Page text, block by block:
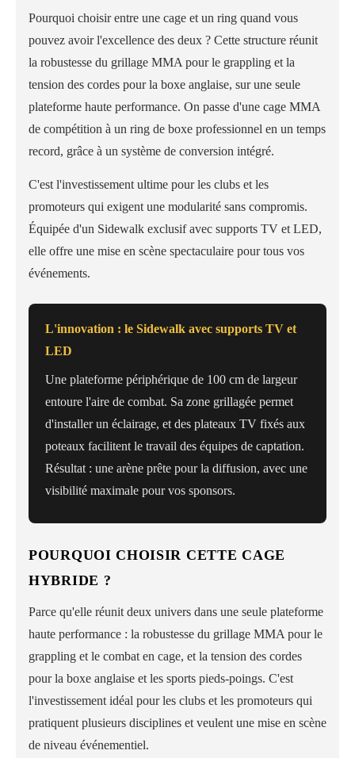
Pourquoi choisir entre une cage et un ring quand vous
pouvez avoir l'excellence des deux ? Cette structure réunit
la robustesse du grillage MMA pour le grappling et la
tension des cordes pour la boxe anglaise, sur une seule
plateforme haute performance. On passe d'une cage MMA
de compétition à un ring de boxe professionnel en un temps
record, grâce à un système de conversion intégré.
C'est l'investissement ultime pour les clubs et les
promoteurs qui exigent une modularité sans compromis.
Équipée d'un Sidewalk exclusif avec supports TV et LED,
elle offre une mise en scène spectaculaire pour tous vos
événements.
L'innovation : le Sidewalk avec supports TV et
LED
Une plateforme périphérique de 100 cm de largeur
entoure l'aire de combat. Sa zone grillagée permet
d'installer un éclairage, et des plateaux TV fixés aux
poteaux facilitent le travail des équipes de captation.
Résultat : une arène prête pour la diffusion, avec une
visibilité maximale pour vos sponsors.
POURQUOI CHOISIR CETTE CAGE
HYBRIDE ?
Parce qu'elle réunit deux univers dans une seule plateforme
haute performance : la robustesse du grillage MMA pour le
grappling et le combat en cage, et la tension des cordes
pour la boxe anglaise et les sports pieds-poings. C'est
l'investissement idéal pour les clubs et les promoteurs qui
pratiquent plusieurs disciplines et veulent une mise en scène
de niveau événementiel.